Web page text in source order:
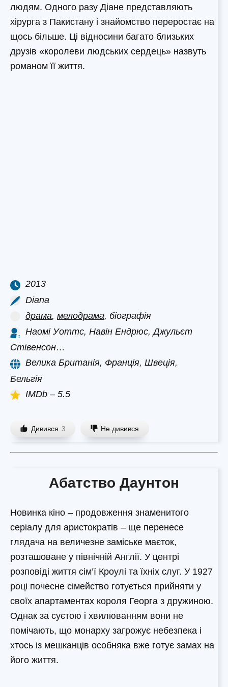
людям. Одного разу Діане представляють
хірурга з Пакистану і знайомство переростає на
щось більше. Ці відносини багато близьких
друзів «королеви людських сердець» назвуть
романом її життя.
2013
Diana
драма, мелодрама, біографія
Наомі Уоттс, Навін Ендрюс, Джульєт
Стівенсон…
Велика Британія, Франція, Швеція,
Бельгія
IMDb – 5.5
Дивився 3 Не дивився
Абатство Даунтон
Новинка кіно – продовження знаменитого
серіалу для аристократів – ще перенесе
глядача на величезне заміське маєток,
розташоване у північній Англії. У центрі
розповіді життя сім’ї Кроулі та їхніх слуг. У 1927
році почесне сімейство готується прийняти у
своїх апартаментах короля Георга з дружиною.
Однак за суєтою і хвилюванням вони не
помічають, що монарху загрожує небезпека і
хтось із мешканців особняка вже готує замах на
його життя.